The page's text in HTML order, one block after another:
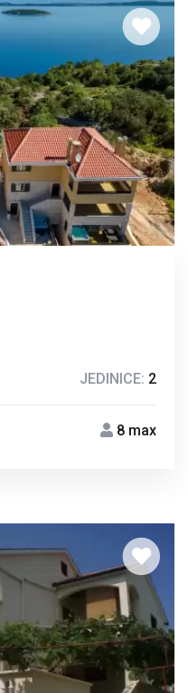
JEDINICE: 2
8 max